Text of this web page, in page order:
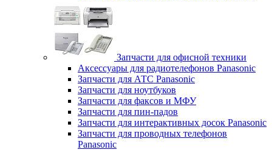
Запчасти для офисной техники
Аксессуары для радиотелефонов Panasonic
Запчасти для АТС Panasonic
Запчасти для ноутбуков
Запчасти для факсов и МФУ
Запчасти для пин-падов
Запчасти для интерактивных досок Panasonic
Запчасти для проводных телефонов
Panasonic